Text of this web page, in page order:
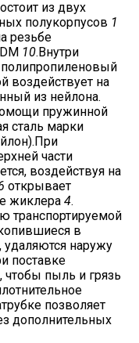
из двух
полукорпусов 1
резьбе
10.Внутри
воздействует на
из нейлона.
пружинной
сталь марки
части
воздействуя на
открывает
жиклера 4.
транспортируемой
в
удаляются наружу
поставке
чтобы пыль и грязь
позволяет
дополнительных